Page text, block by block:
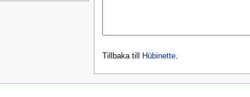
Tillbaka till Hübinette.